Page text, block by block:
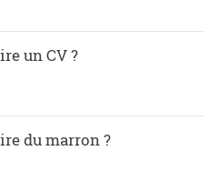
un CV ?
du marron ?